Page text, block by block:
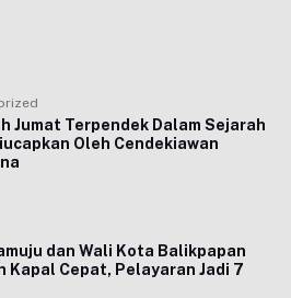
Jumat Terpendek Dalam Sejarah
Oleh Cendekiawan
dan Wali Kota Balikpapan
Kapal Cepat, Pelayaran Jadi 7